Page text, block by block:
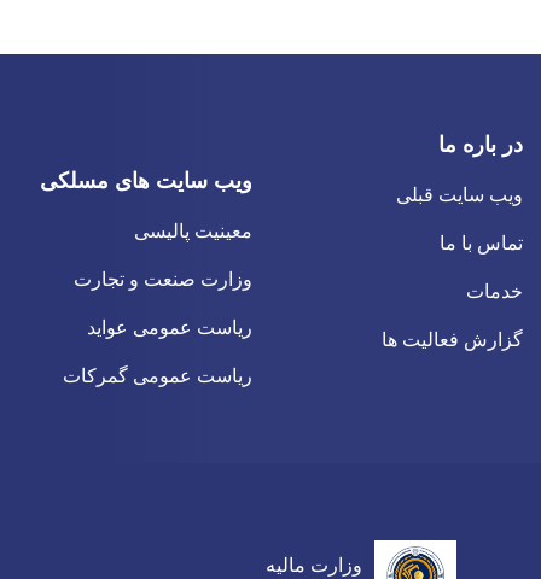
در باره ما
ویب سایت قبلی
تماس با ما
خدمات
گزارش فعالیت ها
ویب سایت های مسلکی
معینیت پالیسی
وزارت صنعت و تجارت
ریاست عمومی عواید
ریاست عمومی گمرکات
وزارت مالیه